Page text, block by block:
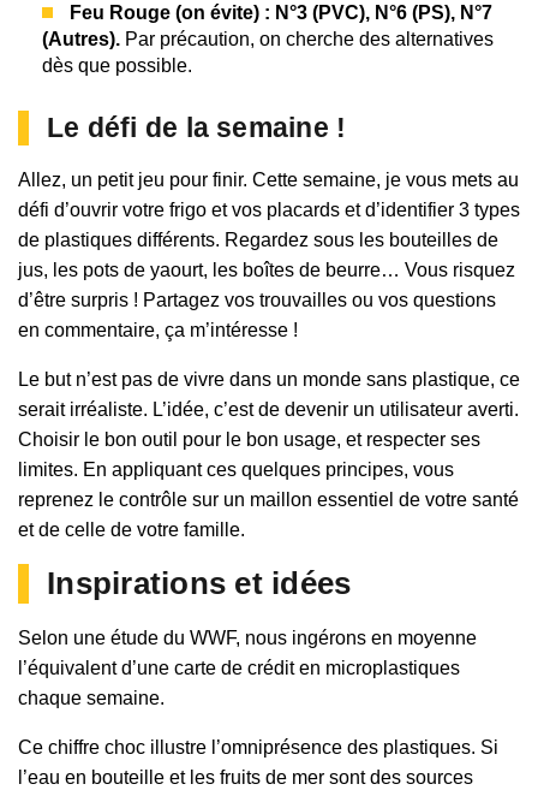
Feu Rouge (on évite) : N°3 (PVC), N°6 (PS), N°7
(Autres). Par précaution, on cherche des alternatives
dès que possible.
Le défi de la semaine !
Allez, un petit jeu pour finir. Cette semaine, je vous mets au
défi d’ouvrir votre frigo et vos placards et d’identifier 3 types
de plastiques différents. Regardez sous les bouteilles de
jus, les pots de yaourt, les boîtes de beurre… Vous risquez
d’être surpris ! Partagez vos trouvailles ou vos questions
en commentaire, ça m’intéresse !
Le but n’est pas de vivre dans un monde sans plastique, ce
serait irréaliste. L’idée, c’est de devenir un utilisateur averti.
Choisir le bon outil pour le bon usage, et respecter ses
limites. En appliquant ces quelques principes, vous
reprenez le contrôle sur un maillon essentiel de votre santé
et de celle de votre famille.
Inspirations et idées
Selon une étude du WWF, nous ingérons en moyenne
l’équivalent d’une carte de crédit en microplastiques
chaque semaine.
Ce chiffre choc illustre l’omniprésence des plastiques. Si
l’eau en bouteille et les fruits de mer sont des sources